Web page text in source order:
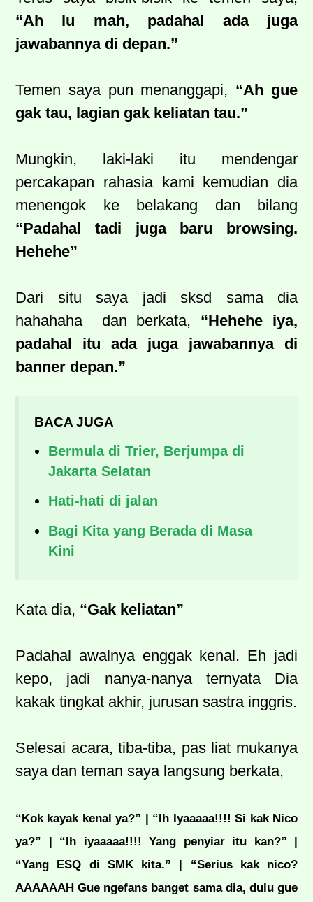
“Ah lu mah, padahal ada juga
jawabannya di depan.”
Temen saya pun menanggapi, “Ah gue
gak tau, lagian gak keliatan tau.”
Mungkin, laki-laki itu mendengar
percakapan rahasia kami kemudian dia
menengok ke belakang dan bilang
“Padahal tadi juga baru browsing.
Hehehe”
Dari situ saya jadi sksd sama dia
hahahaha
dan berkata, “Hehehe iya,
padahal itu ada juga jawabannya di
banner depan.”
BACA JUGA
Bermula di Trier, Berjumpa di
Jakarta Selatan
Hati-hati di jalan
Bagi Kita yang Berada di Masa
Kini
Kata dia, “Gak keliatan”
Padahal awalnya enggak kenal. Eh jadi
kepo, jadi nanya-nanya ternyata Dia
kakak tingkat akhir, jurusan sastra inggris.
Selesai acara, tiba-tiba, pas liat mukanya
saya dan teman saya langsung berkata,
“Kok kayak kenal ya?” | “Ih Iyaaaaa!!!! Si kak Nico
ya?” | “Ih iyaaaaa!!!! Yang penyiar itu kan?” |
“Yang ESQ di SMK kita.” | “Serius kak nico?
AAAAAAH Gue ngefans banget sama dia, dulu gue